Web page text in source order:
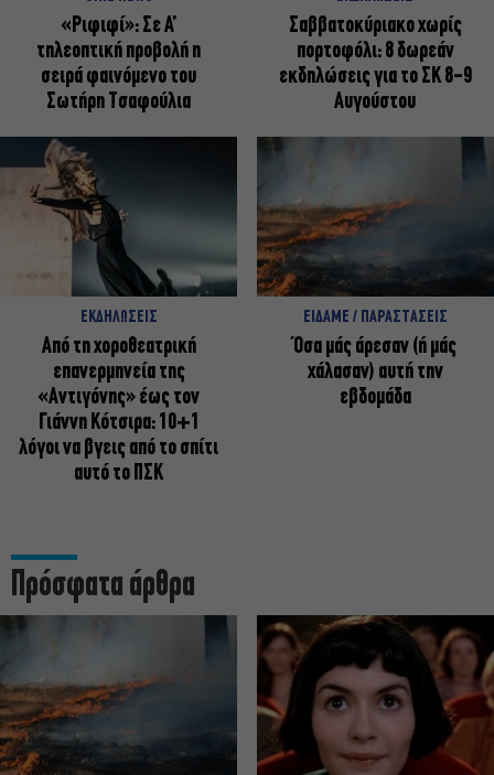
«Ριφιφί»: Σε Α’
τηλεοπτική προβολή η
σειρά φαινόμενο του
Σωτήρη Τσαφούλια
Σαββατοκύριακο χωρίς
πορτοφόλι: 8 δωρεάν
εκδηλώσεις για το ΣΚ 8-9
Αυγούστου
ΕΚΔΗΛΩΣΕΙΣ
Από τη χοροθεατρική
επανερμηνεία της
«Αντιγόνης» έως τον
Γιάννη Κότσιρα: 10+1
λόγοι να βγεις από το σπίτι
αυτό το ΠΣΚ
ΕΙΔΑΜΕ / ΠΑΡΑΣΤΑΣΕΙΣ
Όσα μάς άρεσαν (ή μάς
χάλασαν) αυτή την
εβδομάδα
Πρόσφατα άρθρα